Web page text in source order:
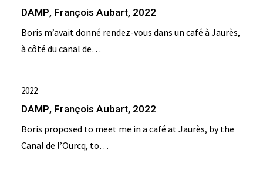
DAMP, François Aubart, 2022
Boris m’avait donné rendez-vous dans un café à Jaurès,
à côté du canal de…
2022
DAMP, François Aubart, 2022
Boris proposed to meet me in a café at Jaurès, by the
Canal de l’Ourcq, to…